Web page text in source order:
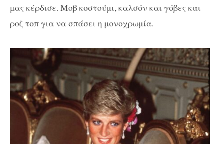
μας κέρδισε. Μοβ κοστούμι, καλσόν και γόβες και
ροζ τοπ για να σπάσει η μονοχρωμία.